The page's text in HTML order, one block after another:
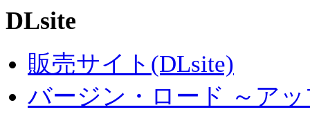
DLsite
販売サイト(DLsite)
バージン・ロード ～ア